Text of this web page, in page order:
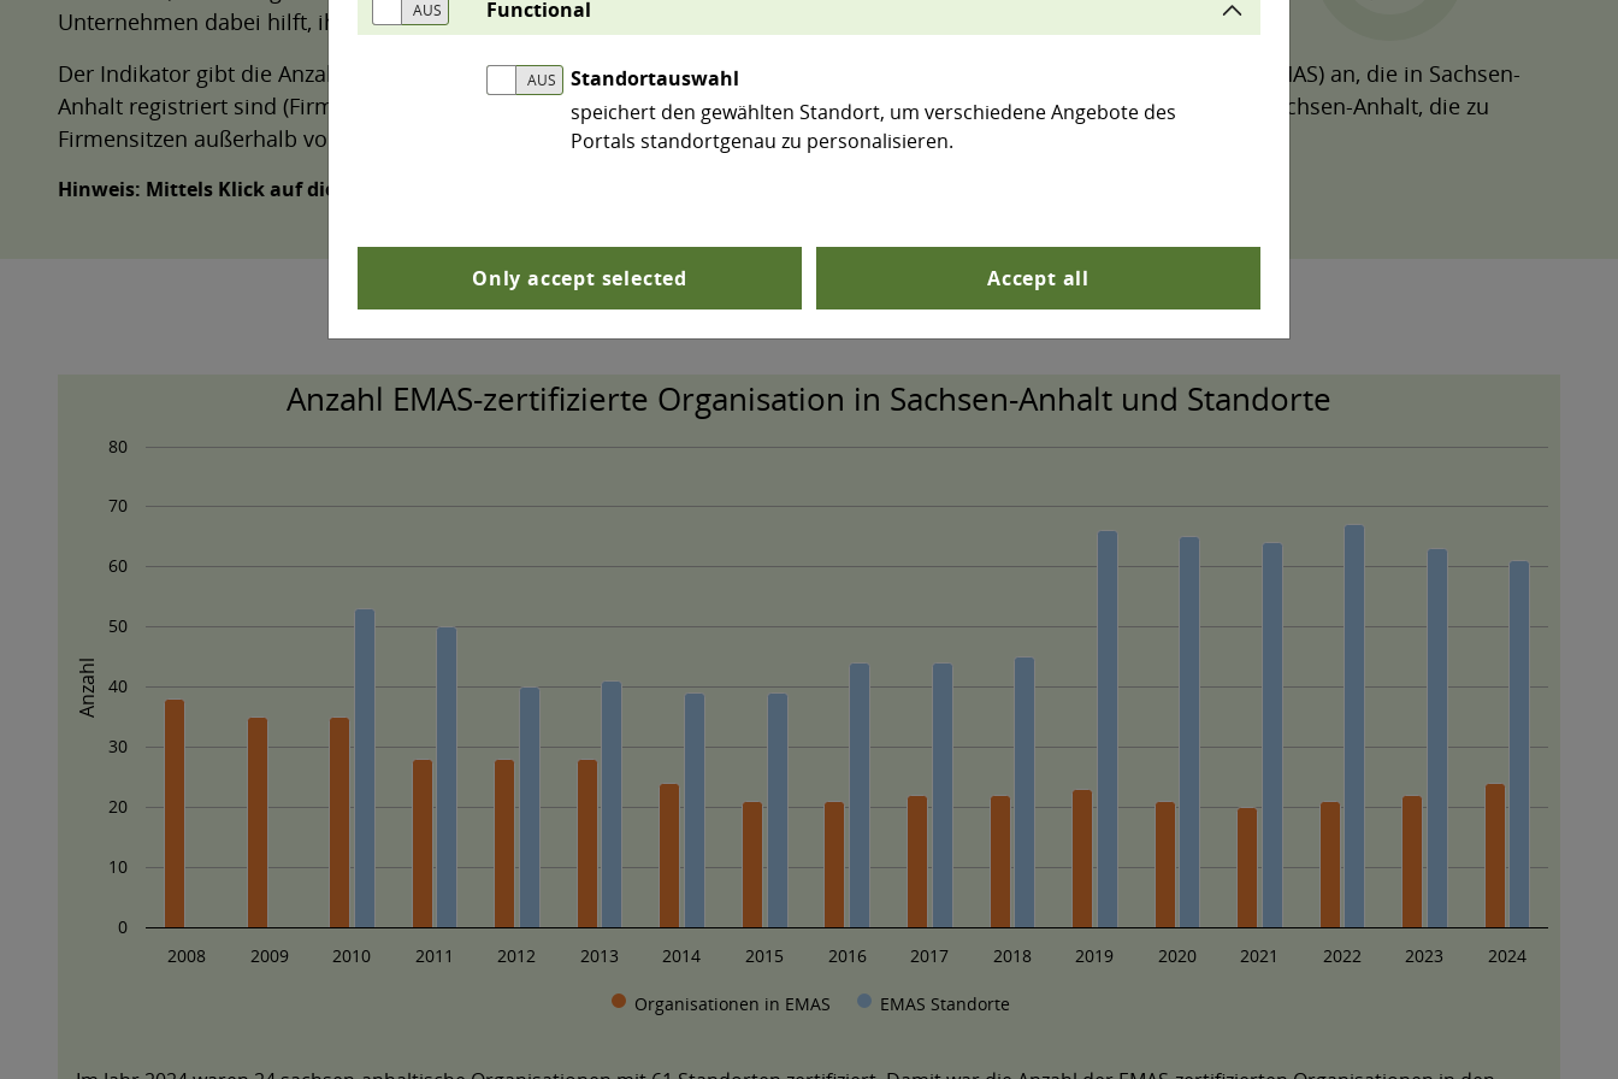
Unternehmen dabei hilft, ihren betrieblichen Umweltschutz eigenverantwortlich und kontinuierlich zu verbessern.
Der Indikator gibt die Anzahl an Organisationen (bzw. zugehörigen Standorten) in Eco Management and Audit Scheme (EMAS) an, die in Sachsen-
Anhalt registriert sind (Firmensitzprinzip). Die dargestellten Daten berücksichtigen entsprechend nicht die Standorte in Sachsen-Anhalt, die zu
Firmensitzen außerhalb von Sachsen-Anhalt gehören (Ortsprinzip).
Hinweis: Mittels Klick auf die Legendeneinträge lassen sich im Diagramm einzelne Datenreihen aus- bzw. wieder einschalten.
Functional
Standortauswahl
speichert den gewählten Standort, um verschiedene Angebote des
Portals standortgenau zu personalisieren.
Only accept selected Accept all